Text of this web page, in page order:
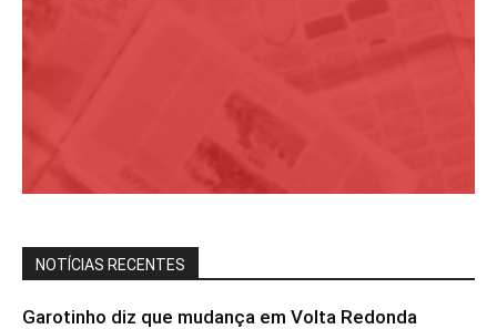
NOTÍCIAS RECENTES
Garotinho diz que mudança em Volta Redonda